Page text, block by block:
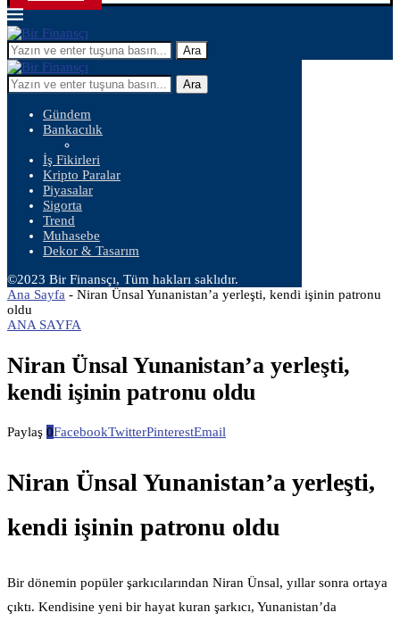
Ara
Ara
Gündem
Bankacılık
İş Fikirleri
Kripto Paralar
Piyasalar
Sigorta
Trend
Muhasebe
Dekor & Tasarım
©2023 Bir Finansçı, Tüm hakları saklıdır.
Ana Sayfa - Niran Ünsal Yunanistan’a yerleşti, kendi işinin patronu
oldu
ANA SAYFA
Niran Ünsal Yunanistan’a yerleşti,
kendi işinin patronu oldu
Paylaş 0FacebookTwitterPinterestEmail
Niran Ünsal Yunanistan’a yerleşti,
kendi işinin patronu oldu
Bir dönemin popüler şarkıcılarından Niran Ünsal, yıllar sonra ortaya
çıktı. Kendisine yeni bir hayat kuran şarkıcı, Yunanistan’da